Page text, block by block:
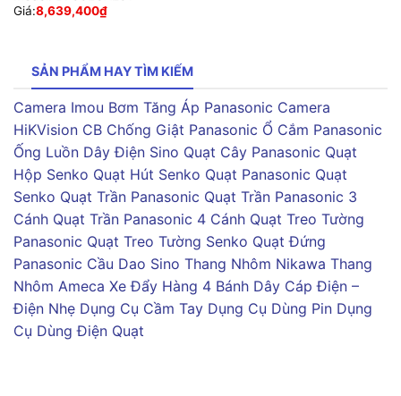
Giá:8,639,400₫
SẢN PHẨM HAY TÌM KIẾM
Camera Imou Bơm Tăng Áp Panasonic Camera
HiKVision CB Chống Giật Panasonic Ổ Cắm Panasonic
Ống Luồn Dây Điện Sino Quạt Cây Panasonic Quạt
Hộp Senko Quạt Hút Senko Quạt Panasonic Quạt
Senko Quạt Trần Panasonic Quạt Trần Panasonic 3
Cánh Quạt Trần Panasonic 4 Cánh Quạt Treo Tường
Panasonic Quạt Treo Tường Senko Quạt Đứng
Panasonic Cầu Dao Sino Thang Nhôm Nikawa Thang
Nhôm Ameca Xe Đẩy Hàng 4 Bánh Dây Cáp Điện –
Điện Nhẹ Dụng Cụ Cầm Tay Dụng Cụ Dùng Pin Dụng
Cụ Dùng Điện Quạt